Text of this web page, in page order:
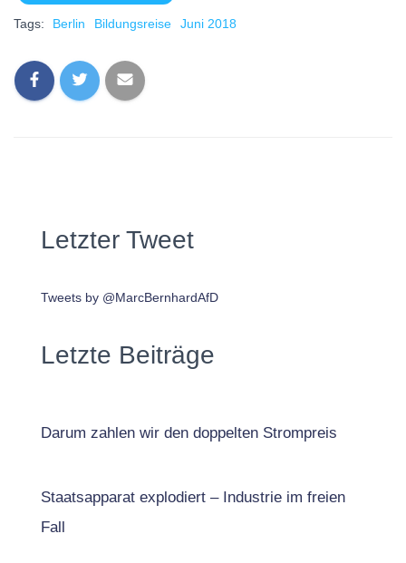
Tags: Berlin Bildungsreise Juni 2018
Letzter Tweet
Tweets by @MarcBernhardAfD
Letzte Beiträge
Darum zahlen wir den doppelten Strompreis
Staatsapparat explodiert – Industrie im freien
Fall